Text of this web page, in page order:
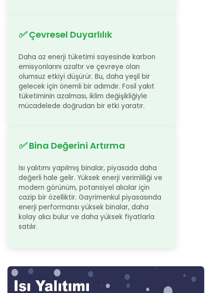
✅ Çevresel Duyarlılık
Daha az enerji tüketimi sayesinde karbon
emisyonlarını azaltır ve çevreye olan
olumsuz etkiyi düşürür. Bu, daha yeşil bir
gelecek için önemli bir adımdır. Fosil yakıt
tüketiminin azalması, iklim değişikliğiyle
mücadelede doğrudan bir etki yaratır.
✅ Bina Değerini Artırma
Isı yalıtımı yapılmış binalar, piyasada daha
değerli hale gelir. Yüksek enerji verimliliği ve
modern görünüm, potansiyel alıcılar için
cazip bir özelliktir. Gayrimenkul piyasasında
enerji performansı yüksek binalar, daha
kolay alıcı bulur ve daha yüksek fiyatlarla
satılır.